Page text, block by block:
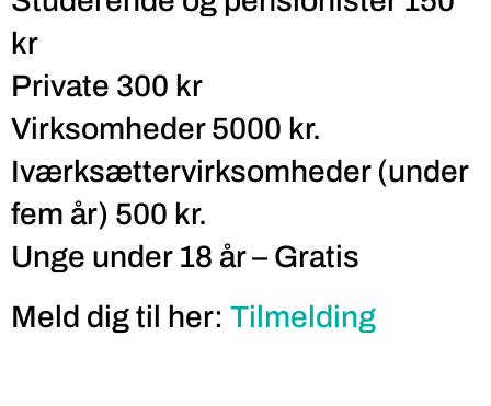
kr
Private 300 kr
Virksomheder 5000 kr.
Iværksættervirksomheder (under
fem år) 500 kr.
Unge under 18 år – Gratis
Meld dig til her: Tilmelding